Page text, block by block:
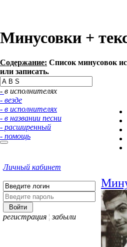
Минусовки +
Содержание: Список минусовок
или записать.
- в исполнителях
- везде
- в исполнителях
- в названии песни
- расширенный
- помощь
Личный кабинет
регистрация ¦ забыли